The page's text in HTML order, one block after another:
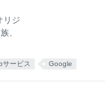
リジ
、
サービス Google